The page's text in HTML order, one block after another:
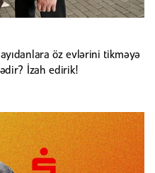
öz evlərini tikməyə
İzah edirik!